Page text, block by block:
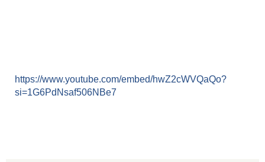
https://www.youtube.com/embed/hwZ2cWVQaQo?
si=1G6PdNsaf506NBe7